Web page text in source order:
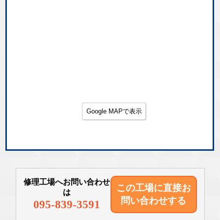
Google MAPで表示
修理工場へお問い合わせ
は
095-839-3591
この工場に直接お
問い合わせする